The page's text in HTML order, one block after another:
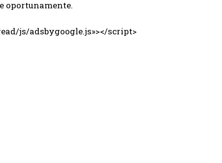
oportunamente.
js/adsbygoogle.js»></script>